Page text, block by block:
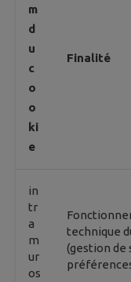
m
d
u
c
o
o
ki
e
Finalité
in
tr
a
m
ur
os
technique
(gestion de